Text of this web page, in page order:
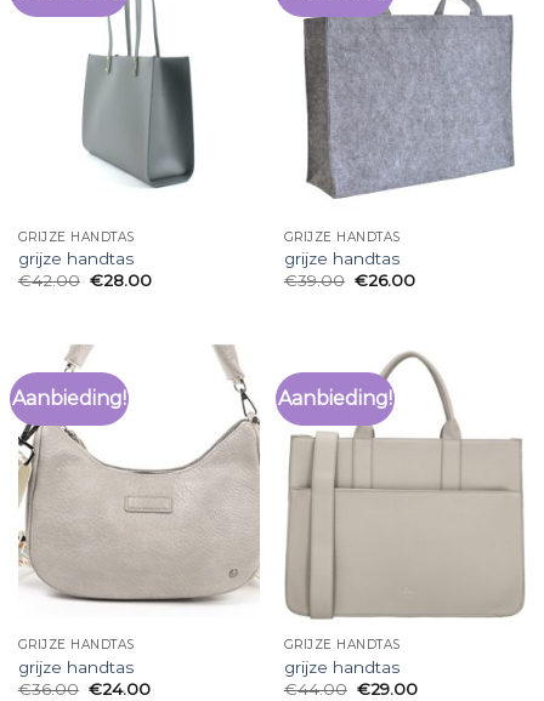
GRIJZE HANDTAS
grijze handtas
€42.00 €28.00
GRIJZE HANDTAS
grijze handtas
€39.00 €26.00
Aanbieding!
GRIJZE HANDTAS
grijze handtas
€36.00 €24.00
Aanbieding!
GRIJZE HANDTAS
grijze handtas
€44.00 €29.00